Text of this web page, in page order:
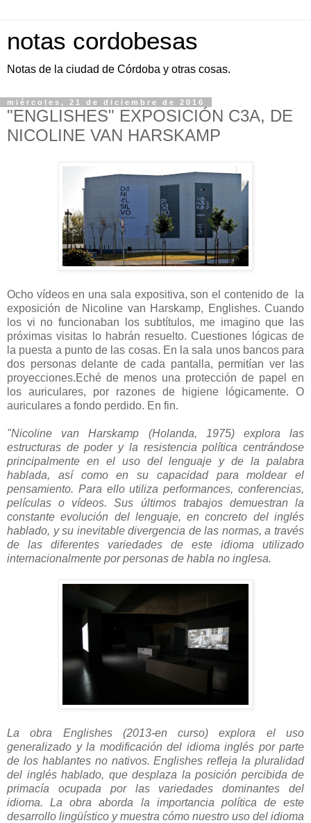
notas cordobesas
Notas de la ciudad de Córdoba y otras cosas.
miércoles, 21 de diciembre de 2016
"ENGLISHES" EXPOSICIÓN C3A, DE
NICOLINE VAN HARSKAMP
Ocho vídeos en una sala expositiva, son el contenido de la
exposición de Nicoline van Harskamp, Englishes. Cuando
los vi no funcionaban los subtítulos, me imagino que las
próximas visitas lo habrán resuelto. Cuestiones lógicas de
la puesta a punto de las cosas. En la sala unos bancos para
dos personas delante de cada pantalla, permitían ver las
proyecciones.Eché de menos una protección de papel en
los auriculares, por razones de higiene lógicamente. O
auriculares a fondo perdido. En fin.
"Nicoline van Harskamp (Holanda, 1975) explora las
estructuras de poder y la resistencia política centrándose
principalmente en el uso del lenguaje y de la palabra
hablada, así como en su capacidad para moldear el
pensamiento. Para ello utiliza performances, conferencias,
películas o vídeos. Sus últimos trabajos demuestran la
constante evolución del lenguaje, en concreto del inglés
hablado, y su inevitable divergencia de las normas, a través
de las diferentes variedades de este idioma utilizado
internacionalmente por personas de habla no inglesa.
La obra Englishes (2013-en curso) explora el uso
generalizado y la modificación del idioma inglés por parte
de los hablantes no nativos. Englishes refleja la pluralidad
del inglés hablado, que desplaza la posición percibida de
primacía ocupada por las variedades dominantes del
idioma. La obra aborda la importancia política de este
desarrollo lingüístico y muestra cómo nuestro uso del idioma